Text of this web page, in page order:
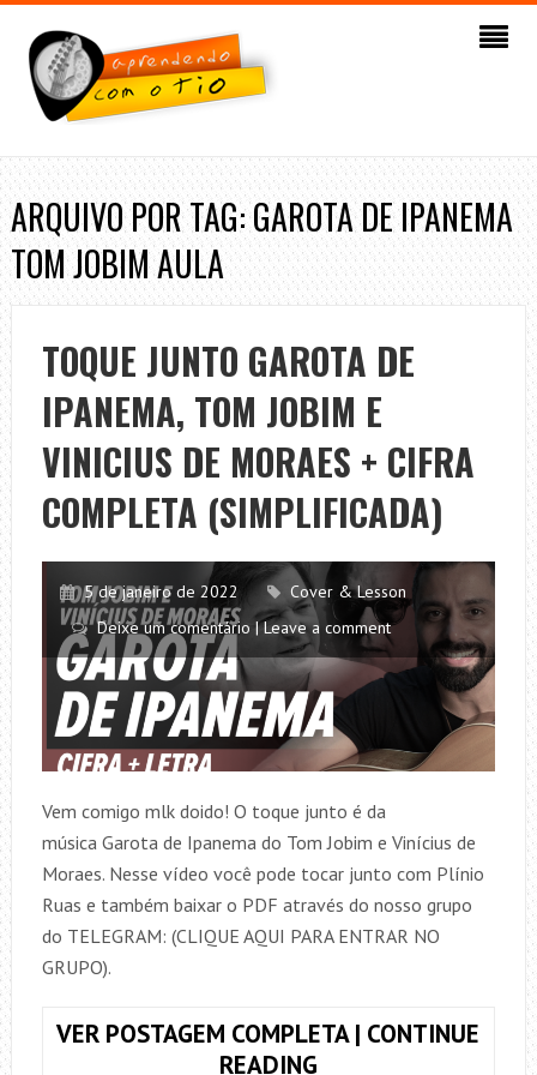
ARQUIVO POR TAG: GAROTA DE IPANEMA
TOM JOBIM AULA
TOQUE JUNTO GAROTA DE
IPANEMA, TOM JOBIM E
VINICIUS DE MORAES + CIFRA
COMPLETA (SIMPLIFICADA)
5 de janeiro de 2022
Cover & Lesson
Deixe um comentário | Leave a comment
Vem comigo mlk doido! O toque junto é da
música Garota de Ipanema do Tom Jobim e Vinícius de
Moraes. Nesse vídeo você pode tocar junto com Plínio
Ruas e também baixar o PDF através do nosso grupo
do TELEGRAM: (CLIQUE AQUI PARA ENTRAR NO
GRUPO).
VER POSTAGEM COMPLETA | CONTINUE
READINGTOQUE